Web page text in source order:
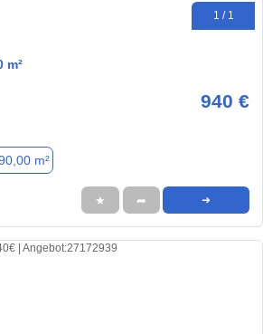
1 / 1
m²
940 €
m²
★ ➦ ➜